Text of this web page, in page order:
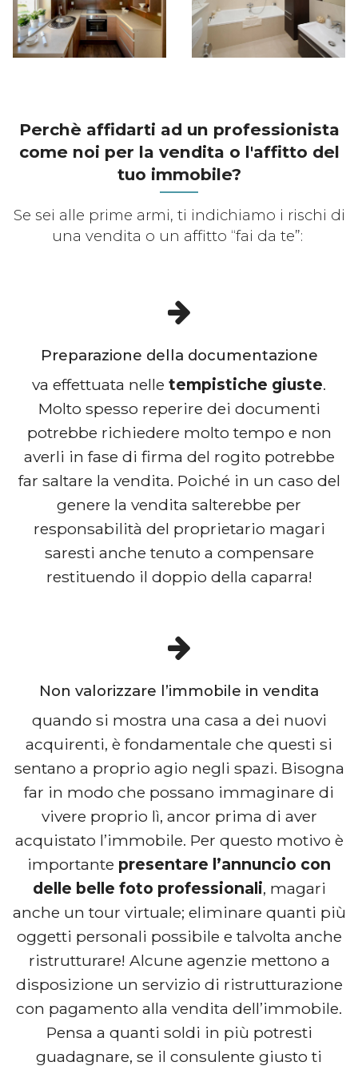
Perchè affidarti ad un professionista
come noi per la vendita o l'affitto del
tuo immobile?
Se sei alle prime armi, ti indichiamo i rischi di
una vendita o un affitto “fai da te”:
Preparazione della documentazione
va effettuata nelle tempistiche giuste.
Molto spesso reperire dei documenti
potrebbe richiedere molto tempo e non
averli in fase di firma del rogito potrebbe
far saltare la vendita. Poiché in un caso del
genere la vendita salterebbe per
responsabilità del proprietario magari
saresti anche tenuto a compensare
restituendo il doppio della caparra!
Non valorizzare l’immobile in vendita
quando si mostra una casa a dei nuovi
acquirenti, è fondamentale che questi si
sentano a proprio agio negli spazi. Bisogna
far in modo che possano immaginare di
vivere proprio lì, ancor prima di aver
acquistato l’immobile. Per questo motivo è
importante presentare l’annuncio con
delle belle foto professionali, magari
anche un tour virtuale; eliminare quanti più
oggetti personali possibile e talvolta anche
ristrutturare! Alcune agenzie mettono a
disposizione un servizio di ristrutturazione
con pagamento alla vendita dell’immobile.
Pensa a quanti soldi in più potresti
guadagnare, se il consulente giusto ti